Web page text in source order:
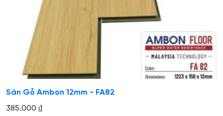
Sàn Gỗ Ambon 12mm - FA82
385.000 ₫